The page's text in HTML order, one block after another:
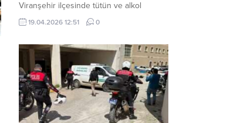
Viranşehir ilçesinde tütün ve alkol
kaçakçılığına yönelik yürüttüğü kapsamlı
çalışmalar neticesinde binlerce paket
Operasyon kapsamında çok sayıda şahıs
hakkında adli süreç başlatıldı. Haber
Merkezi – Şanlıurfa Valiliği bünyesinde İl
Jandarma Komutanlığı tarafından
gerçekleştirilen “Tütün ve Alkol
Kaçakçılarına Yönelik Çalışmalar” tüm...
19.04.2026 12:51 0